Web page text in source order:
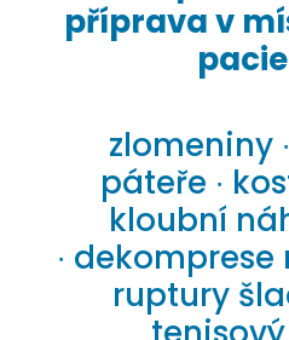
příprava v
zlomeniny
páteře ∙
kloubní
∙
ruptury